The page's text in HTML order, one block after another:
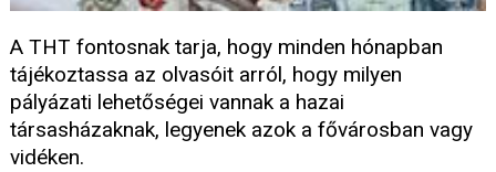
A THT fontosnak tarja, hogy minden hónapban
tájékoztassa az olvasóit arról, hogy milyen
pályázati lehetőségei vannak a hazai
társasházaknak, legyenek azok a fővárosban vagy
vidéken.